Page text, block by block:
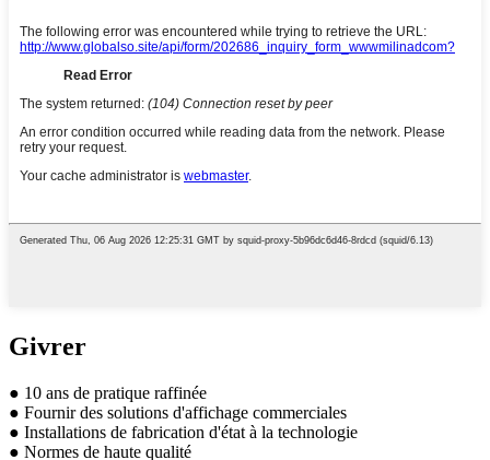
Givrer
● 10 ans de pratique raffinée
● Fournir des solutions d'affichage commerciales
● Installations de fabrication d'état à la technologie
● Normes de haute qualité